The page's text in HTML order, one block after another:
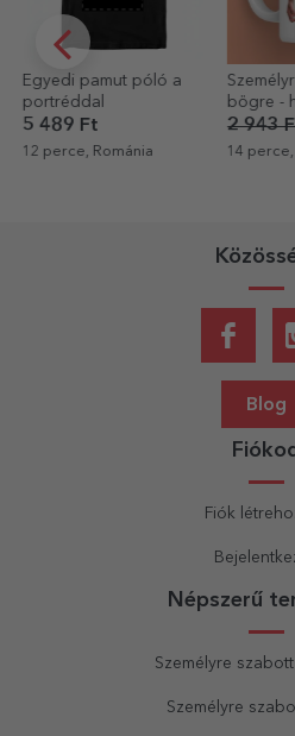
Személyre szabott
bögre - hooooot
2 943 Ft
14 perce, Románia
StarGift
397 Ft
14
Blog
Fiókod
Fiók
Népszerű
Személyre
Személyre